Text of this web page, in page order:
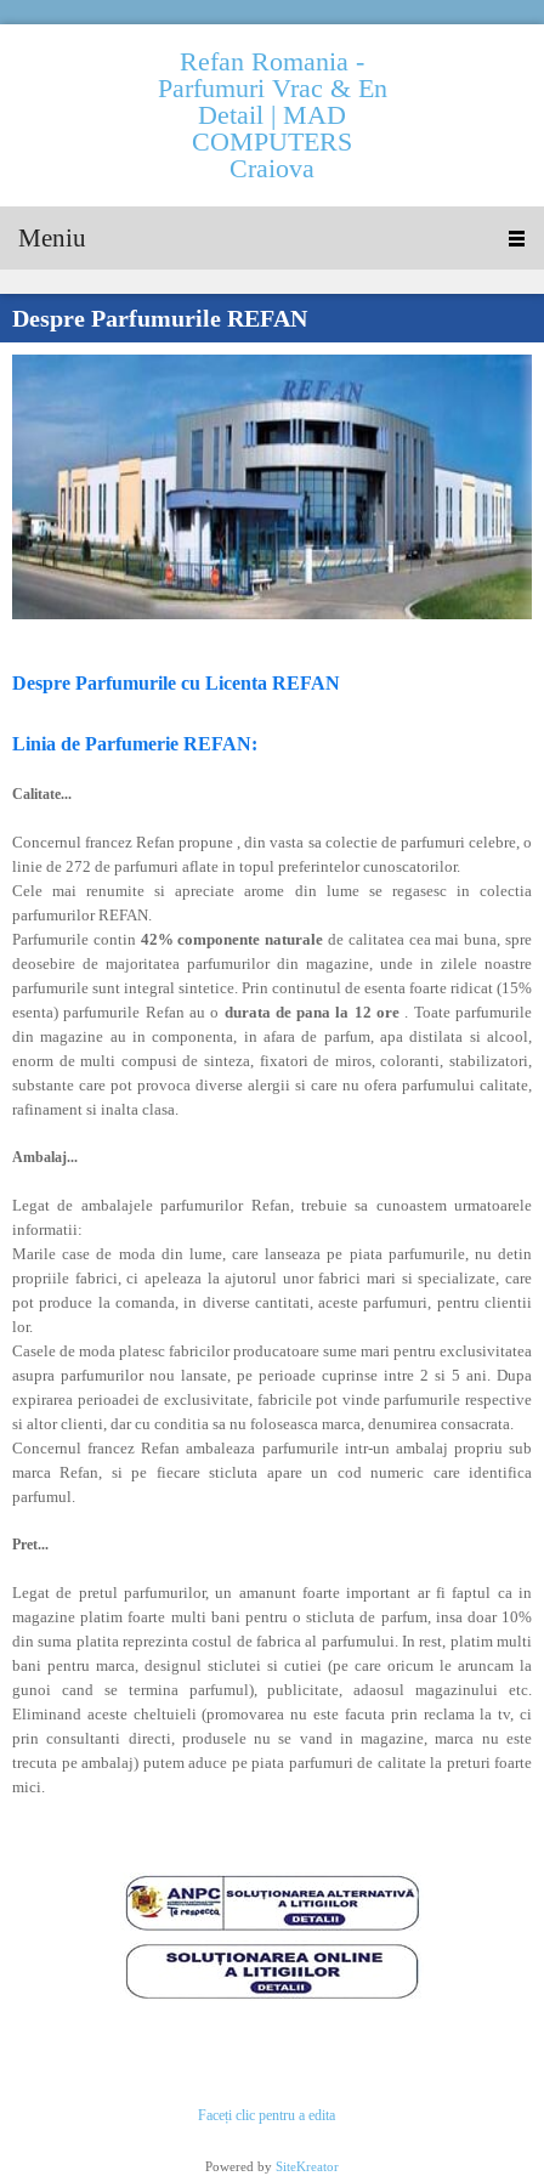
Refan Romania -
Parfumuri Vrac & En
Detail | MAD
COMPUTERS
Craiova
Meniu
Despre Parfumurile REFAN
Despre Parfumurile cu Licenta REFAN
Linia de Parfumerie REFAN:
Calitate...
Concernul francez Refan propune , din vasta sa colectie de parfumuri celebre,o
linie de 272 de parfumuri aflate in topul preferintelor cunoscatorilor.
Cele mai renumite si apreciate arome din lume se regasesc in colectia
parfumurilor REFAN.
Parfumurile contin 42% componente naturale de calitatea cea mai buna, spre
deosebire de majoritatea parfumurilor din magazine, unde in zilele noastre
parfumurile sunt integral sintetice. Prin continutul de esenta foarte ridicat (15%
esenta) parfumurile Refan au o durata de pana la 12 ore . Toate parfumurile
din magazine au in componenta, in afara de parfum, apa distilata si alcool,
enorm de multi compusi de sinteza, fixatori de miros, coloranti, stabilizatori,
substante care pot provoca diverse alergii si care nu ofera parfumului calitate,
rafinament si inalta clasa.
Ambalaj...
Legat de ambalajele parfumurilor Refan, trebuie sa cunoastem urmatoarele
informatii:
Marile case de moda din lume, care lanseaza pe piata parfumurile, nu detin
propriile fabrici, ci apeleaza la ajutorul unor fabrici mari si specializate, care
pot produce la comanda, in diverse cantitati, aceste parfumuri, pentru clientii
lor.
Casele de moda platesc fabricilor producatoare sume mari pentru exclusivitatea
asupra parfumurilor nou lansate, pe perioade cuprinse intre 2 si 5 ani. Dupa
expirarea perioadei de exclusivitate, fabricile pot vinde parfumurile respective
si altor clienti, dar cu conditia sa nu foloseasca marca, denumirea consacrata.
Concernul francez Refan ambaleaza parfumurile intr-un ambalaj propriu sub
marca Refan, si pe fiecare sticluta apare un cod numeric care identifica
parfumul.
Pret...
Legat de pretul parfumurilor, un amanunt foarte important ar fi faptul ca in
magazine platim foarte multi bani pentru o sticluta de parfum, insa doar 10%
din suma platita reprezinta costul de fabrica al parfumului. In rest, platim multi
bani pentru marca, designul sticlutei si cutiei (pe care oricum le aruncam la
gunoi cand se termina parfumul), publicitate, adaosul magazinului etc.
Eliminand aceste cheltuieli (promovarea nu este facuta prin reclama la tv, ci
prin consultanti directi, produsele nu se vand in magazine, marca nu este
trecuta pe ambalaj) putem aduce pe piata parfumuri de calitate la preturi foarte
mici.
Faceți clic pentru a edita
Powered by SiteKreator